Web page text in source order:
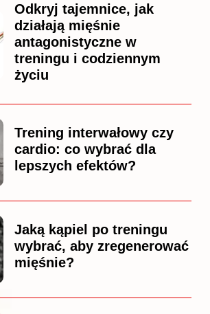
Odkryj tajemnice, jak
działają mięśnie
antagonistyczne w
treningu i codziennym
życiu
Trening interwałowy czy
cardio: co wybrać dla
lepszych efektów?
Jaką kąpiel po treningu
wybrać, aby zregenerować
mięśnie?